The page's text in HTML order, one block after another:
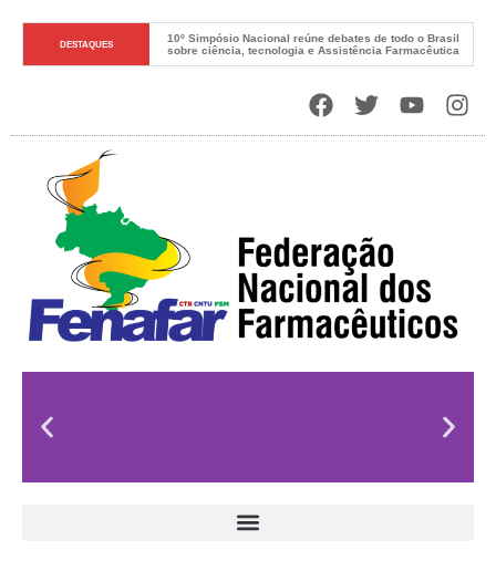
DESTAQUES
10º Simpósio Nacional reúne debates de todo o Brasil
sobre ciência, tecnologia e Assistência Farmacêutica